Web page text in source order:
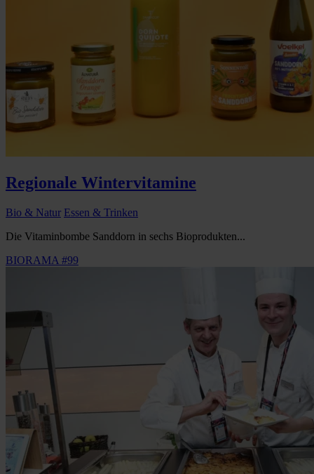
Regionale Wintervitamine
Bio & Natur Essen & Trinken
Die Vitaminbombe Sanddorn in sechs Bioprodukten...
BIORAMA #99